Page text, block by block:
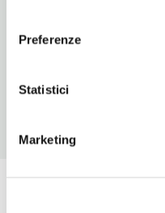
Preferenze
Statistici
Marketing
ORARI DI APERTURA